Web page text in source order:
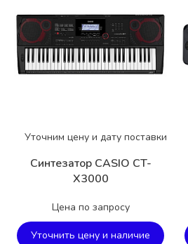
Уточним цену и дату поставки
Синтезатор CASIO CT-
X3000
Цена по запросу
Уточнить цену и наличие